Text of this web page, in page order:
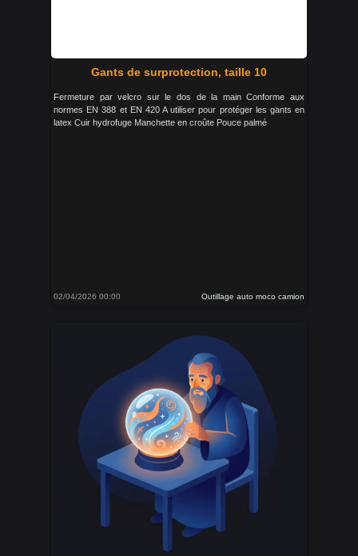
Gants de surprotection, taille 10
Fermeture par velcro sur le dos de la main Conforme aux
normes EN 388 et EN 420 A utiliser pour protéger les gants en
latex Cuir hydrofuge Manchette en croûte Pouce palmé
02/04/2026 00:00 Outillage auto moco camion